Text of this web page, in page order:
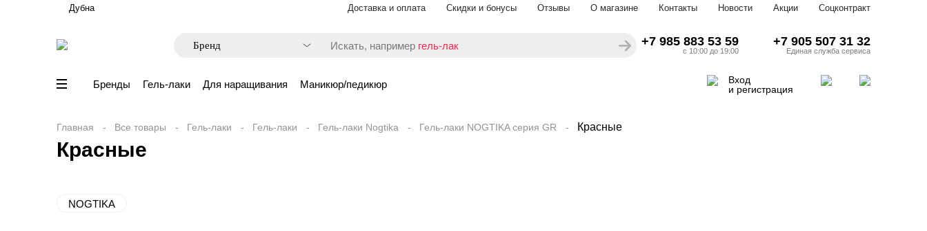
Дубна Доставка и оплата Скидки и бонусы Отзывы О магазине Контакты Новости Акции Соцконтракт
Искать, например гель-лак +7 985 883 53 59
с 10:00 до 19:00
+7 905 507 31 32
Единая служба сервиса
Бренды Гель-лаки Для наращивания Маникюр/педикюр
Вход
и регистрация
Главная Все товары Гель-лаки Гель-лаки Гель-лаки Nogtika Гель-лаки NOGTIKA серия GR Красные
Красные
NOGTIKA